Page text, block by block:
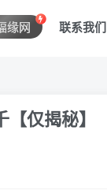
缘网 联系我们
仅揭秘】